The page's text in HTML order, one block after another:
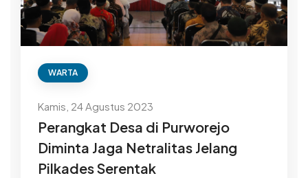
WARTA
Kamis, 24 Agustus 2023
Perangkat Desa di Purworejo
Diminta Jaga Netralitas Jelang
Pilkades Serentak